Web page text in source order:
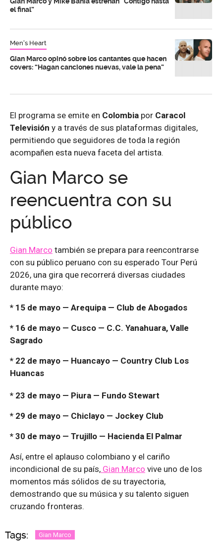
el final”
Men's Heart
Gian Marco opinó sobre los cantantes que hacen
covers: “Hagan canciones nuevas, vale la pena”
El programa se emite en Colombia por Caracol
Televisión y a través de sus plataformas digitales,
permitiendo que seguidores de toda la región
acompañen esta nueva faceta del artista.
Gian Marco se
reencuentra con su
público
Gian Marco también se prepara para reencontrarse
con su público peruano con su esperado Tour Perú
2026, una gira que recorrerá diversas ciudades
durante mayo:
* 15 de mayo — Arequipa — Club de Abogados
* 16 de mayo — Cusco — C.C. Yanahuara, Valle
Sagrado
* 22 de mayo — Huancayo — Country Club Los
Huancas
* 23 de mayo — Piura — Fundo Stewart
* 29 de mayo — Chiclayo — Jockey Club
* 30 de mayo — Trujillo — Hacienda El Palmar
Así, entre el aplauso colombiano y el cariño
incondicional de su país, Gian Marco vive uno de los
momentos más sólidos de su trayectoria,
demostrando que su música y su talento siguen
cruzando fronteras.
Tags: Gian Marco